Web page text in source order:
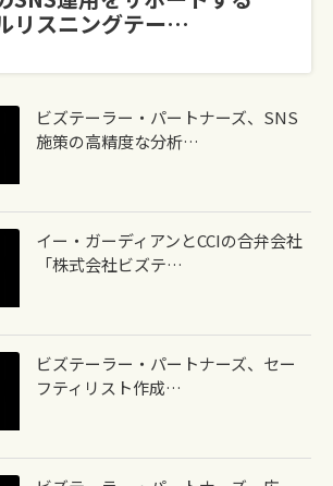
リスニングテー…
ビズテーラー・パートナーズ、SNS
施策の高精度な分析…
イー・ガーディアンとCCIの合弁会社
「株式会社ビズテ…
ビズテーラー・パートナーズ、セー
フティリスト作成…